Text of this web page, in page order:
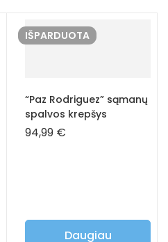
IŠPARDUOTA
“Paz Rodriguez” sąmanų
spalvos krepšys
94,99 €
Daugiau